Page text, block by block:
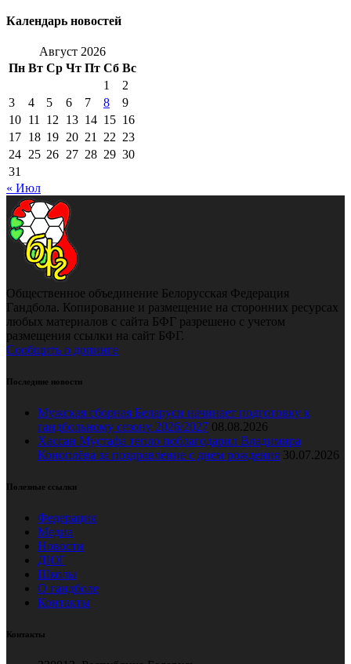
Календарь новостей
Август 2026
Пн Вт Ср Чт Пт Сб Вс
1
2
3
4 5 6 7 8
9
10 11 12 13 14 15 16
17 18 19 20 21 22 23
24 25 26 27 28 29 30
31
« Июл
Общественное объединение Белорусская Федерация
Гандбола. Копирование и размещение на сторонних ресурсах
любых материалов с сайта БФГ разрешено с учетом
размещения ссылки на сайт БФГ.
Сообщить о допинге
Последние новости
Мужская сборная Беларуси начинает подготовку к
гандбольному сезону 2026/2027 08.08.2026
Хассан Мустафа тепло поблагодарил Владимира
Коноплёва за поздравление с днем рождения 30.07.2026
Полезные ссылки
Федерация
Медиа
Новости
ДЮГ
Школы
О гандболе
Контакты
Контакты